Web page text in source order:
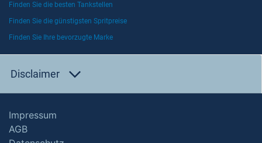
Finden Sie die besten Tankstellen
Finden Sie die günstigsten Spritpreise
Finden Sie Ihre bevorzugte Marke
Disclaimer
Impressum
AGB